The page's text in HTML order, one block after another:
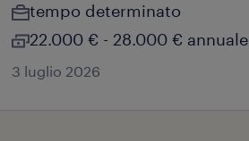
tempo determinato
22.000 € - 28.000 € annuale
3 luglio 2026